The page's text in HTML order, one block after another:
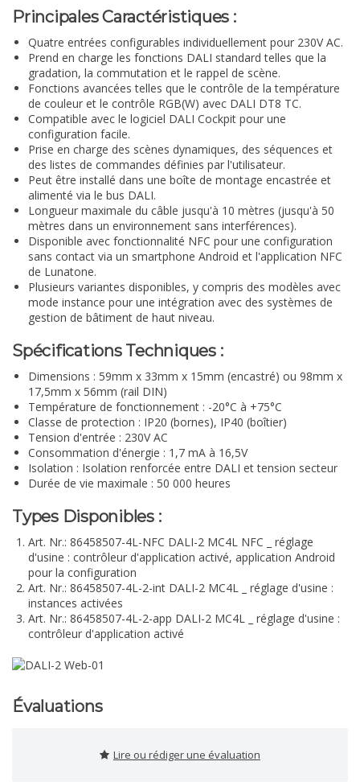
Principales Caractéristiques :
Quatre entrées configurables individuellement pour 230V AC.
Prend en charge les fonctions DALI standard telles que la
gradation, la commutation et le rappel de scène.
Fonctions avancées telles que le contrôle de la température
de couleur et le contrôle RGB(W) avec DALI DT8 TC.
Compatible avec le logiciel DALI Cockpit pour une
configuration facile.
Prise en charge des scènes dynamiques, des séquences et
des listes de commandes définies par l'utilisateur.
Peut être installé dans une boîte de montage encastrée et
alimenté via le bus DALI.
Longueur maximale du câble jusqu'à 10 mètres (jusqu'à 50
mètres dans un environnement sans interférences).
Disponible avec fonctionnalité NFC pour une configuration
sans contact via un smartphone Android et l'application NFC
de Lunatone.
Plusieurs variantes disponibles, y compris des modèles avec
mode instance pour une intégration avec des systèmes de
gestion de bâtiment de haut niveau.
Spécifications Techniques :
Dimensions : 59mm x 33mm x 15mm (encastré) ou 98mm x
17,5mm x 56mm (rail DIN)
Température de fonctionnement : -20°C à +75°C
Classe de protection : IP20 (bornes), IP40 (boîtier)
Tension d'entrée : 230V AC
Consommation d'énergie : 1,7 mA à 16,5V
Isolation : Isolation renforcée entre DALI et tension secteur
Durée de vie maximale : 50 000 heures
Types Disponibles :
Art. Nr.: 86458507-4L-NFC DALI-2 MC4L NFC _ réglage
d'usine : contrôleur d'application activé, application Android
pour la configuration
Art. Nr.: 86458507-4L-2-int DALI-2 MC4L _ réglage d'usine :
instances activées
Art. Nr.: 86458507-4L-2-app DALI-2 MC4L _ réglage d'usine :
contrôleur d'application activé
Évaluations
Lire ou rédiger une évaluation